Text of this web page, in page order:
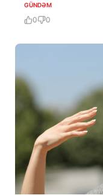
GÜNDƏM
0 0